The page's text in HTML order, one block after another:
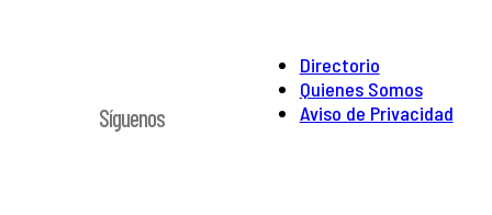
Directorio
Quienes Somos
Aviso de Privacidad
Síguenos